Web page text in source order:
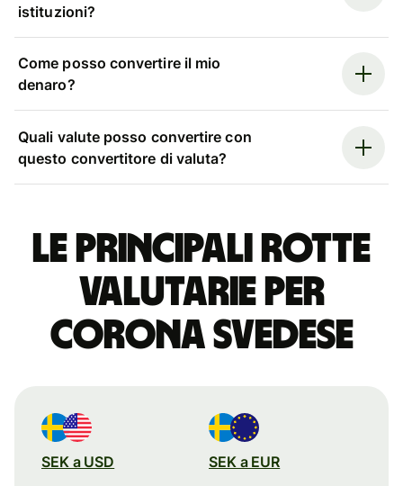
istituzioni?
Come posso convertire il mio
denaro?
Quali valute posso convertire con
questo convertitore di valuta?
Le principali rotte
valutarie per
corona svedese
SEK a USD SEK a EUR